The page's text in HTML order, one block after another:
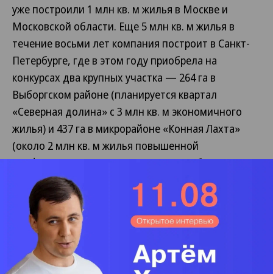
уже построили 1 млн кв. м жилья в Москве и
Московской области. Еще 5 млн кв. м жилья в
течение восьми лет компания построит в Санкт-
Петербурге, где в этом году приобрела на
конкурсах два крупных участка — 264 га в
Выборгском районе (планируется квартал
«Северная долина» с 3 млн кв. м экономичного
жилья) и 437 га в микрорайоне «Конная Лахта»
(около 2 млн кв. м жилья повышенной
комфортности). Для поставки железобетонных
панелей «Главстрой» планирует построить в
Петербурге собственный завод, для которого
сейчас ищет площадку. По оценке господина
Маркаряна, стоимость завода, который сможет
производить блоки для 150–200 тыс. кв. м жилья в
год, составит $30–50 млн. Суммарные инвестиции